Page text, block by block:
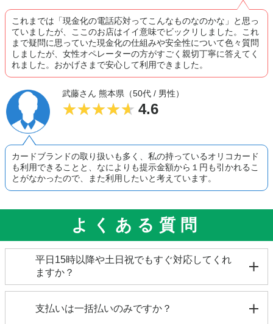
これまでは「現金化の電話応対ってこんなものなのかな」と思っ
ていましたが、ここのお店はイイ意味でビックリしました。これ
まで疑問に思っていた現金化の仕組みや安全性について色々質問
しましたが、女性オペレーターの方がすごく親切丁寧に答えてく
れました。おかげさまで安心して利用できました。
武藤さん 熊本県（50代 / 男性）
4.6
カードブランドの取り扱いも多く、私の持っているオリコカード
も利用できることと、なによりも提示金額から１円も引かれるこ
とがなかったので、また利用したいと考えています。
よくある質問
平日15時以降や土日祝でもすぐ対応してくれ
ますか？
金融機関により、土日祝日や15時以降の即日反映も
可能です。詳細はお電話にてお問い合わせ下さい。
支払いは一括払いのみですか？